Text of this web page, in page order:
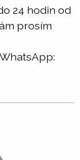
24 hodin od
prosím